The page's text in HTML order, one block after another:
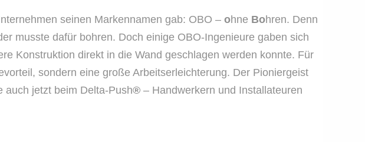
seinen Markennamen gab: OBO – ohne Bohren. Denn
musste dafür bohren. Doch einige OBO-Ingenieure gaben sich
Konstruktion direkt in die Wand geschlagen werden konnte. Für
sondern eine große Arbeitserleichterung. Der Pioniergeist
auch jetzt beim Delta-Push® – Handwerkern und Installateuren